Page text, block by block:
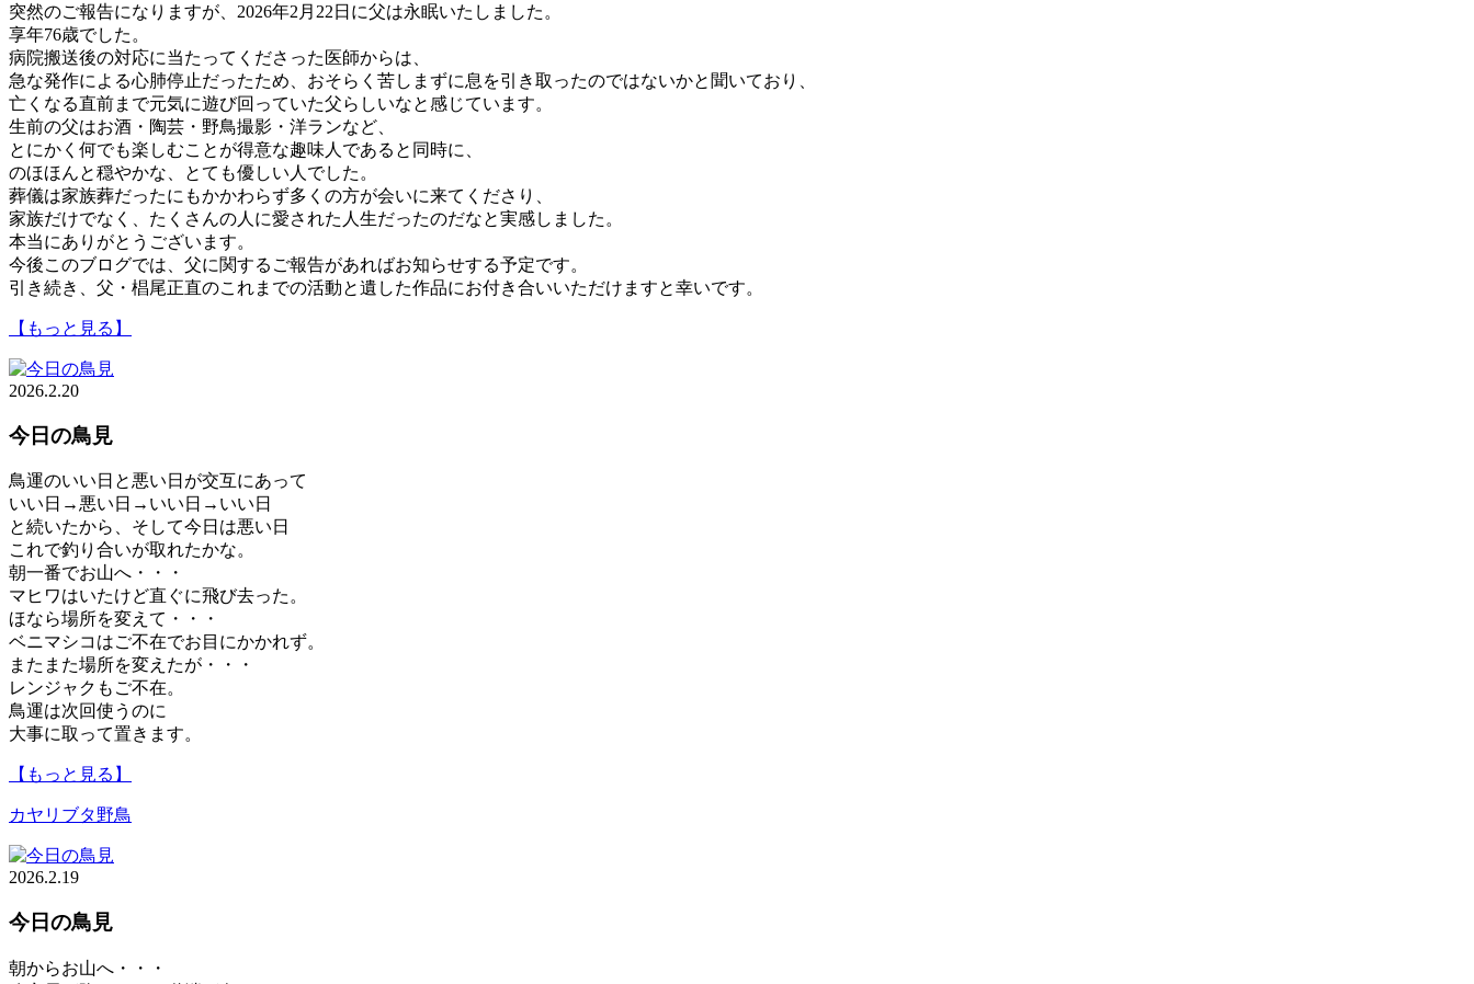
突然のご報告になりますが、2026年2月22日に父は永眠いたしました。
享年76歳でした。
病院搬送後の対応に当たってくださった医師からは、
急な発作による心肺停止だったため、おそらく苦しまずに息を引き取ったのではないかと聞いており、
亡くなる直前まで元気に遊び回っていた父らしいなと感じています。
生前の父はお酒・陶芸・野鳥撮影・洋ランなど、
とにかく何でも楽しむことが得意な趣味人であると同時に、
のほほんと穏やかな、とても優しい人でした。
葬儀は家族葬だったにもかかわらず多くの方が会いに来てくださり、
家族だけでなく、たくさんの人に愛された人生だったのだなと実感しました。
本当にありがとうございます。
今後このブログでは、父に関するご報告があればお知らせする予定です。
引き続き、父・椙尾正直のこれまでの活動と遺した作品にお付き合いいただけますと幸いです。
【もっと見る】
2026.2.20
今日の鳥見
鳥運のいい日と悪い日が交互にあって
いい日→悪い日→いい日→いい日
と続いたから、そして今日は悪い日
これで釣り合いが取れたかな。
朝一番でお山へ・・・
マヒワはいたけど直ぐに飛び去った。
ほなら場所を変えて・・・
ベニマシコはご不在でお目にかかれず。
またまた場所を変えたが・・・
レンジャクもご不在。
鳥運は次回使うのに
大事に取って置きます。
【もっと見る】
カヤリブタ野鳥
2026.2.19
今日の鳥見
朝からお山へ・・・